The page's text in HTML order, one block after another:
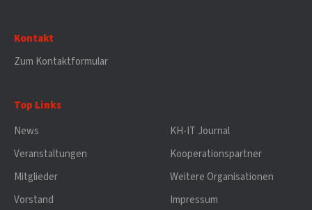
Kontakt
Zum Kontaktformular
Top Links
News
Veranstaltungen
Mitglieder
Vorstand
KH-IT Journal
Kooperationspartner
Weitere Organisationen
Impressum